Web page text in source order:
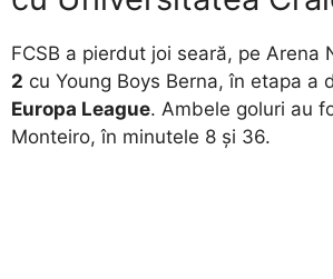
FCSB a pierdut joi seară, pe Arena
2 cu Young Boys Berna, în etapa a
Europa League. Ambele goluri au
Monteiro, în minutele 8 și 36.